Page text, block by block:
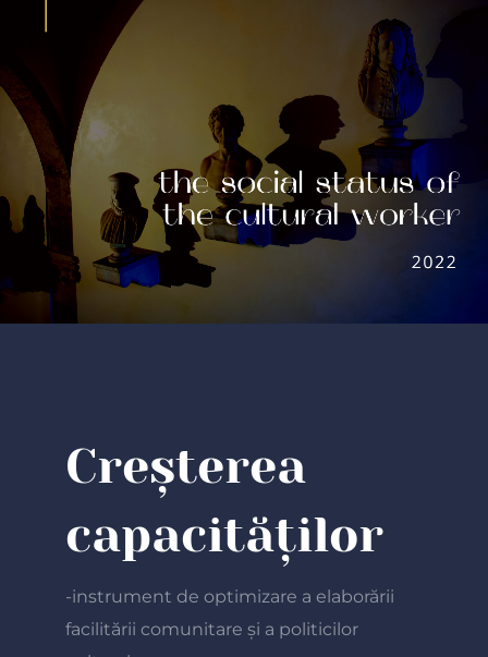
Creșterea
capacităților
-instrument de optimizare a elaborării
facilitării comunitare și a politicilor